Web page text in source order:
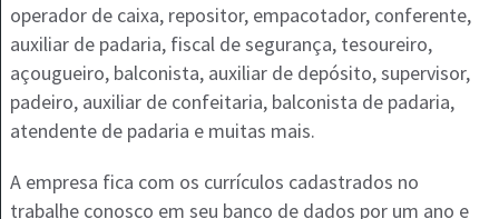
operador de caixa, repositor, empacotador, conferente,
auxiliar de padaria, fiscal de segurança, tesoureiro,
açougueiro, balconista, auxiliar de depósito, supervisor,
padeiro, auxiliar de confeitaria, balconista de padaria,
atendente de padaria e muitas mais.
A empresa fica com os currículos cadastrados no
trabalhe conosco em seu banco de dados por um ano e